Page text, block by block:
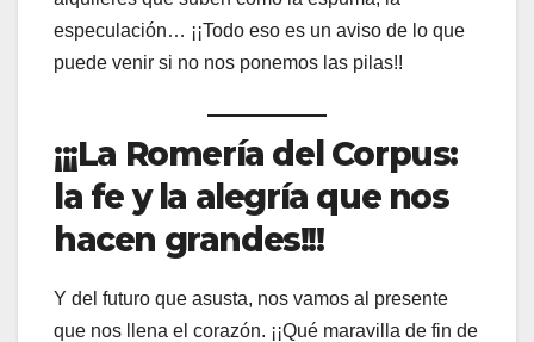
especulación… ¡¡Todo eso es un aviso de lo que
puede venir si no nos ponemos las pilas!!
¡¡¡La Romería del Corpus:
la fe y la alegría que nos
hacen grandes!!!
Y del futuro que asusta, nos vamos al presente
que nos llena el corazón. ¡¡Qué maravilla de fin de